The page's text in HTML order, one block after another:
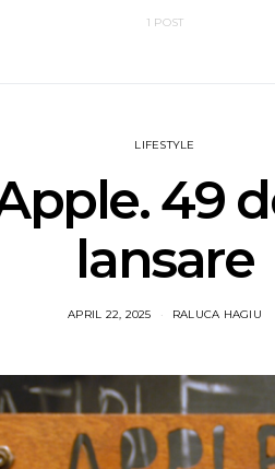
1 POST
LIFESTYLE
49
lansare
APRIL 22, 2025 RALUCA HAGIU